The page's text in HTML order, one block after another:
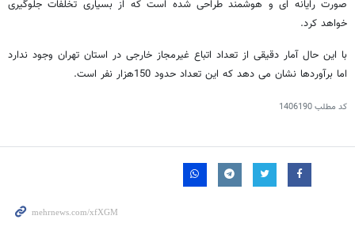
صورت رایانه ای و هوشمند طراحی شده است که از بسیاری تخلفات جلوگیری
خواهد کرد.
با این حال آمار دقیقی از تعداد اتباع غیرمجاز خارجی در استان تهران وجود ندارد
اما برآوردها نشان می دهد که این تعداد حدود 150هزار نفر است.
کد مطلب1406190